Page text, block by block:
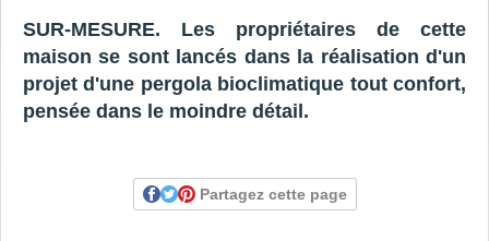
SUR-MESURE. Les propriétaires de cette
maison se sont lancés dans la réalisation d'un
projet d'une pergola bioclimatique tout confort,
pensée dans le moindre détail.
Partagez cette page